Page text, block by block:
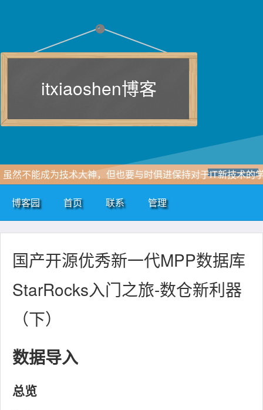
itxiaoshen博客
虽然不能成为技术大神，但也要与时俱进保持对于IT新技术的
www.itxiaoshen.com
博客园 首页 联系 管理
国产开源优秀新一代MPP数据库
StarRocks入门之旅-数仓新利器
（下）
数据导入
总览